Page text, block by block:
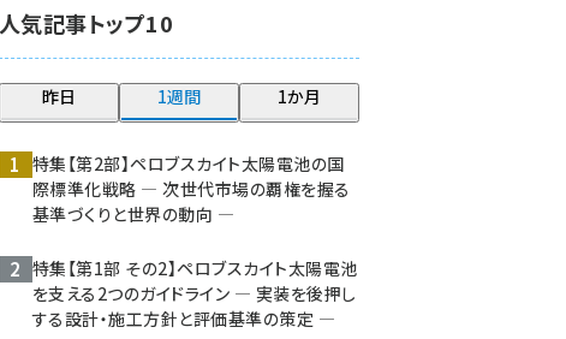
大串 (210)
aitras (176)
タンデム (140)
人気記事トップ10
昨日 1週間 1か月
特集【第2部】ペロブスカイト太陽電池の国
際標準化戦略 ― 次世代市場の覇権を握る
基準づくりと世界の動向 ―
特集【第1部 その2】ペロブスカイト太陽電池
を支える2つのガイドライン ― 実装を後押し
する設計・施工方針と評価基準の策定 ―